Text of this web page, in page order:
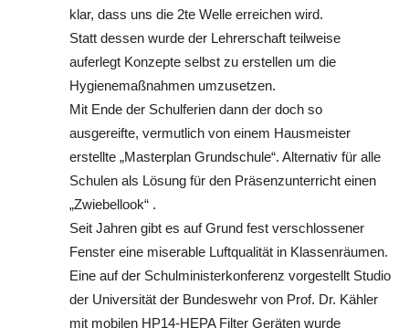
klar, dass uns die 2te Welle erreichen wird.
Statt dessen wurde der Lehrerschaft teilweise
auferlegt Konzepte selbst zu erstellen um die
Hygienemaßnahmen umzusetzen.
Mit Ende der Schulferien dann der doch so
ausgereifte, vermutlich von einem Hausmeister
erstellte „Masterplan Grundschule“. Alternativ für alle
Schulen als Lösung für den Präsenzunterricht einen
„Zwiebellook“ .
Seit Jahren gibt es auf Grund fest verschlossener
Fenster eine miserable Luftqualität in Klassenräumen.
Eine auf der Schulministerkonferenz vorgestellt Studio
der Universität der Bundeswehr von Prof. Dr. Kähler
mit mobilen HP14-HEPA Filter Geräten wurde